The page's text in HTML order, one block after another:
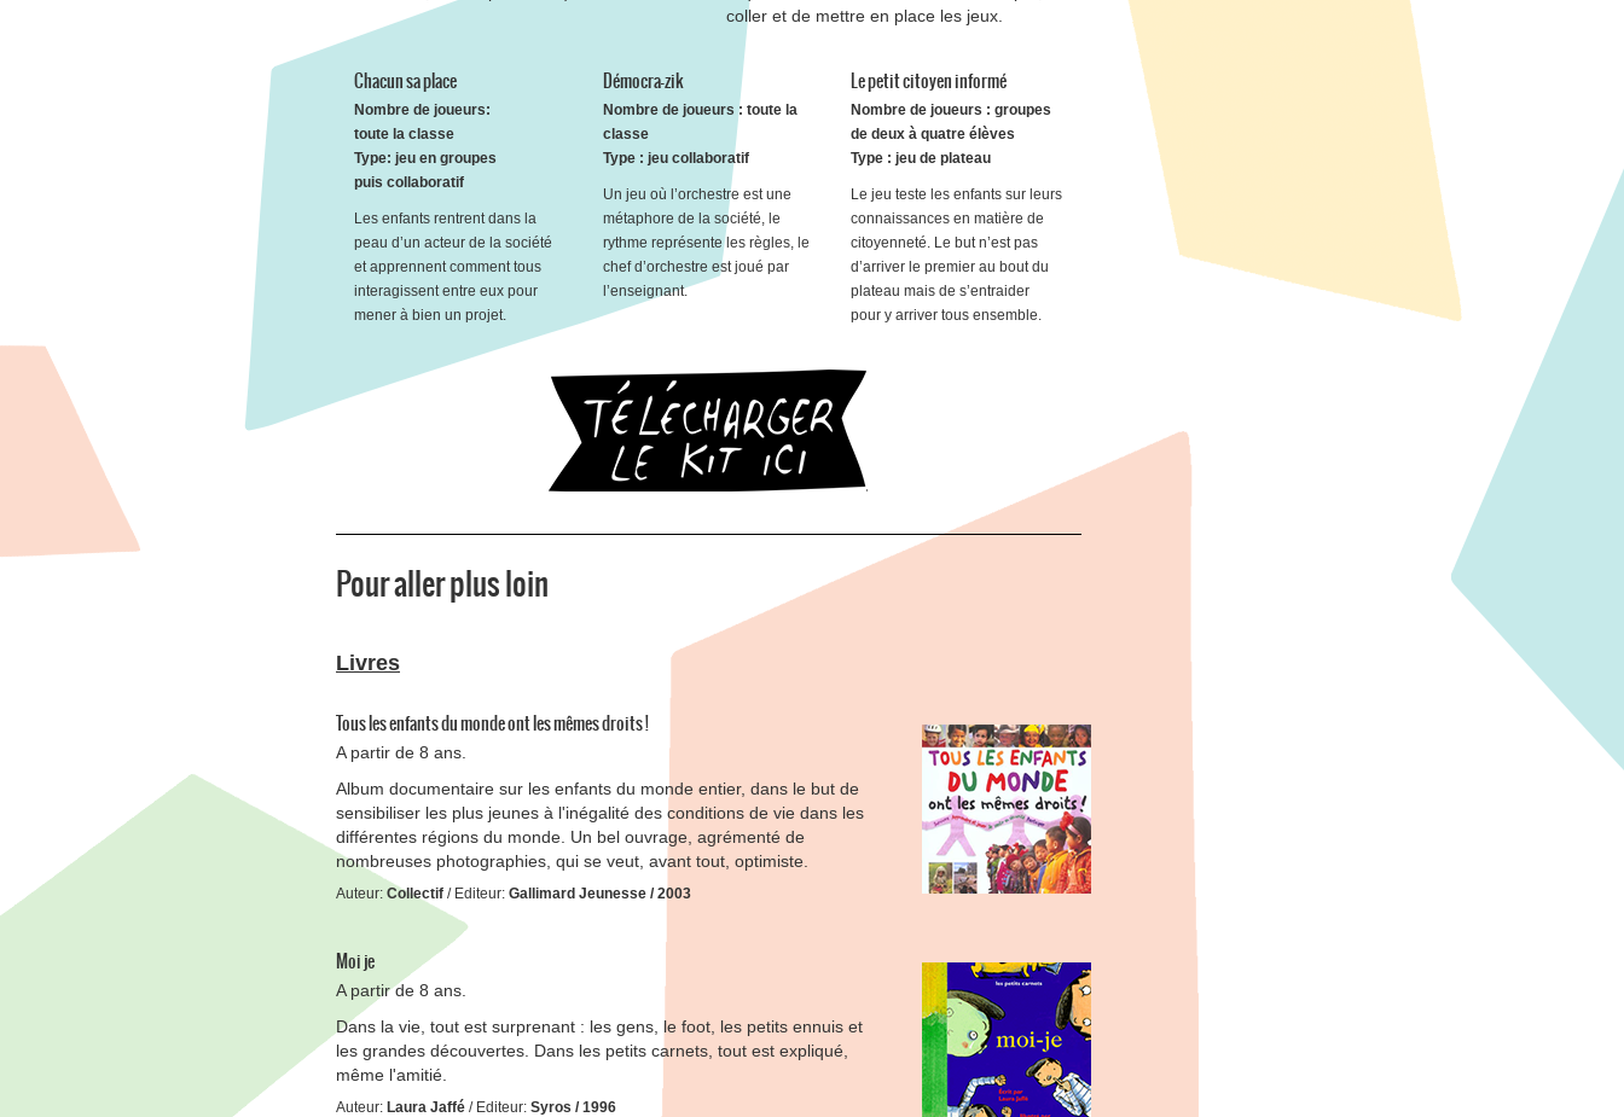
coller et de mettre en place les jeux.
Chacun sa place
Nombre de joueurs:
toute la classe
Type: jeu en groupes
puis collaboratif
Les enfants rentrent dans la
peau d’un acteur de la société
et apprennent comment tous
interagissent entre eux pour
mener à bien un projet.
Démocra-zik
Nombre de joueurs : toute la
classe
Type : jeu collaboratif
Un jeu où l’orchestre est une
métaphore de la société, le
rythme représente les règles, le
chef d’orchestre est joué par
l’enseignant.
Le petit citoyen informé
Nombre de joueurs : groupes
de deux à quatre élèves
Type : jeu de plateau
Le jeu teste les enfants sur leurs
connaissances en matière de
citoyenneté. Le but n’est pas
d’arriver le premier au bout du
plateau mais de s’entraider
pour y arriver tous ensemble.
Pour aller plus loin
Livres
Tous les enfants du monde ont les mêmes droits !
A partir de 8 ans.
Album documentaire sur les enfants du monde entier, dans le but de
sensibiliser les plus jeunes à l'inégalité des conditions de vie dans les
différentes régions du monde. Un bel ouvrage, agrémenté de
nombreuses photographies, qui se veut, avant tout, optimiste.
Auteur: Collectif / Editeur: Gallimard Jeunesse / 2003
Moi je
A partir de 8 ans.
Dans la vie, tout est surprenant : les gens, le foot, les petits ennuis et
les grandes découvertes. Dans les petits carnets, tout est expliqué,
même l'amitié.
Auteur: Laura Jaffé / Editeur: Syros / 1996